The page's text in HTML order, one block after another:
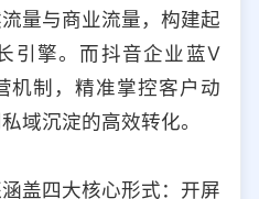
量与商业流量，构建起
引擎。而抖音企业蓝V
机制，精准掌控客户动
域沉淀的高效转化。
盖四大核心形式：开屏